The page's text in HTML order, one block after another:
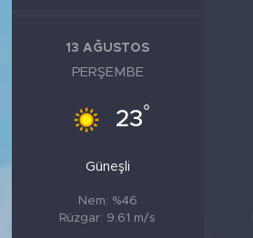
13 AĞUSTOS
PERŞEMBE
23°
Güneşli
Nem: %46
Rüzgar: 9.61 m/s